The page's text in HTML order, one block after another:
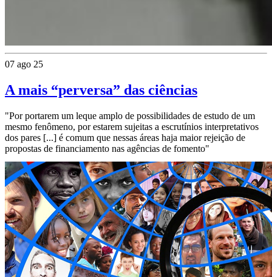
07 ago 25
A mais “perversa” das ciências
"Por portarem um leque amplo de possibilidades de estudo de um
mesmo fenômeno, por estarem sujeitas a escrutínios interpretativos
dos pares [...] é comum que nessas áreas haja maior rejeição de
propostas de financiamento nas agências de fomento"